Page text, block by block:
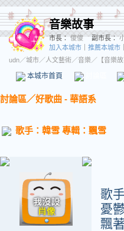
音樂故事
市長： 傻傻 副市長：
加入本城市
推薦本城市
udn／城市／人文藝術／音樂／ 【音樂
本城市首頁
討論區／好歌曲 - 華語系
歌手：韓雪 專輯：飄雪
歌
憂
飄